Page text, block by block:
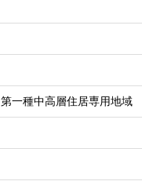
一種中高層住居専用地域